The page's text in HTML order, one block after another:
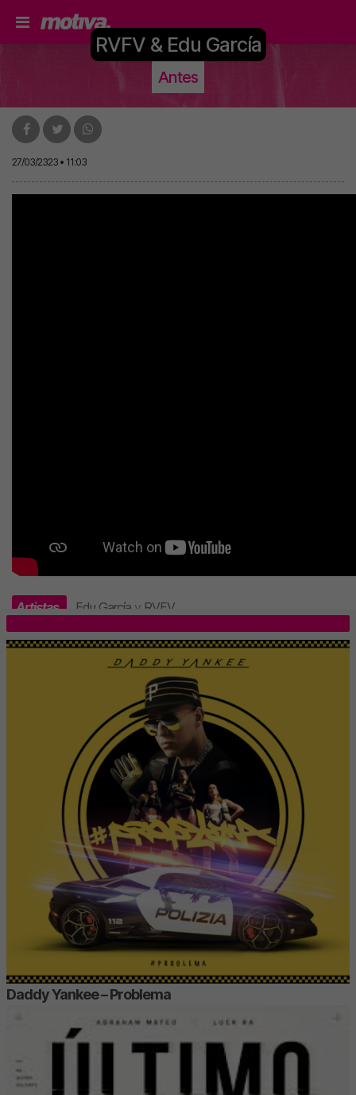
RVFV & Edu García
Antes
27/03/2323 • 11:03
Artistas Edu García y RVFV
Daddy Yankee – Problema